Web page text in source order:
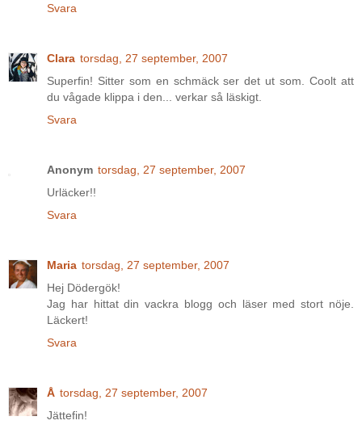
Svara
Clara torsdag, 27 september, 2007
Superfin! Sitter som en schmäck ser det ut som. Coolt att
du vågade klippa i den... verkar så läskigt.
Svara
Anonym torsdag, 27 september, 2007
Urläcker!!
Svara
Maria torsdag, 27 september, 2007
Hej Dödergök!
Jag har hittat din vackra blogg och läser med stort nöje.
Läckert!
Svara
Å torsdag, 27 september, 2007
Jättefin!